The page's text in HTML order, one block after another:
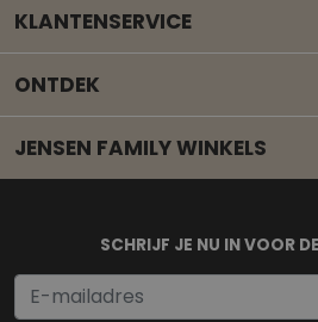
Mail onze
KLANTENSERVICE
ONTDEK
JENSEN FAMILY WINKELS
SCHRIJF JE NU IN VOOR